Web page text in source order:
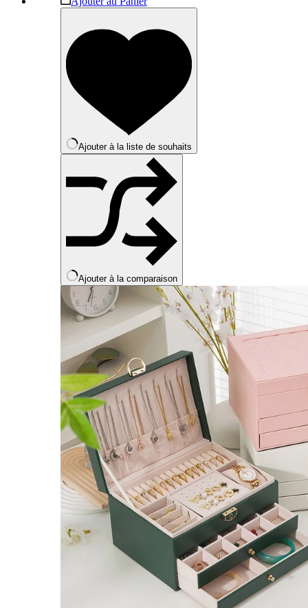
plusieurs
variations.
choisies
sur
page
du
produit
Ajouter à la liste de souhaits
Ajouter à la comparaison